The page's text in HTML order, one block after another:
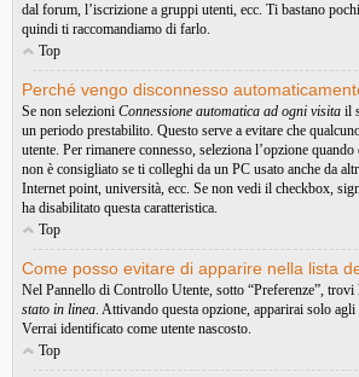
dal forum, l’iscrizione a gruppi utenti, ecc. Ti bastano
quindi ti raccomandiamo di farlo.
Top
Perché vengo disconnesso
Se non selezioni Connessione automatica ad ogni visita il
un periodo prestabilito. Questo serve a evitare che
utente. Per rimanere connesso, seleziona l’opzione
non è consigliato se ti colleghi da un PC usato anche da
Internet point, università, ecc. Se non vedi il checkbox,
ha disabilitato questa caratteristica.
Top
Come posso evitare di apparire nella lista
Nel Pannello di Controllo Utente, sotto “Preferenze”, trovi
stato in linea. Attivando questa opzione, apparirai solo agli
Verrai identificato come utente nascosto.
Top